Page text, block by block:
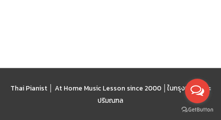
Thai Pianist │ At Home Music Lesson since 2000 │ ในกรุงเทพฯ และ
ปริมณฑล